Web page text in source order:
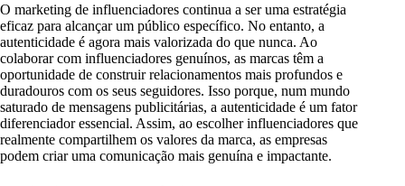
O marketing de influenciadores continua a ser uma estratégia
eficaz para alcançar um público específico. No entanto, a
autenticidade é agora mais valorizada do que nunca. Ao
colaborar com influenciadores genuínos, as marcas têm a
oportunidade de construir relacionamentos mais profundos e
duradouros com os seus seguidores. Isso porque, num mundo
saturado de mensagens publicitárias, a autenticidade é um fator
diferenciador essencial. Assim, ao escolher influenciadores que
realmente compartilhem os valores da marca, as empresas
podem criar uma comunicação mais genuína e impactante.